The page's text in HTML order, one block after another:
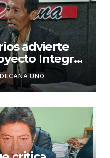
advierte
Integral
para
DECANA UNO